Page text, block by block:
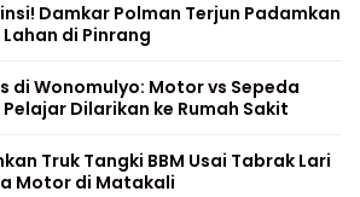
Damkar Polman Terjun Padamkan
di Pinrang
di Wonomulyo: Motor vs Sepeda
Dilarikan ke Rumah Sakit
Truk Tangki BBM Usai Tabrak Lari
Motor di Matakali